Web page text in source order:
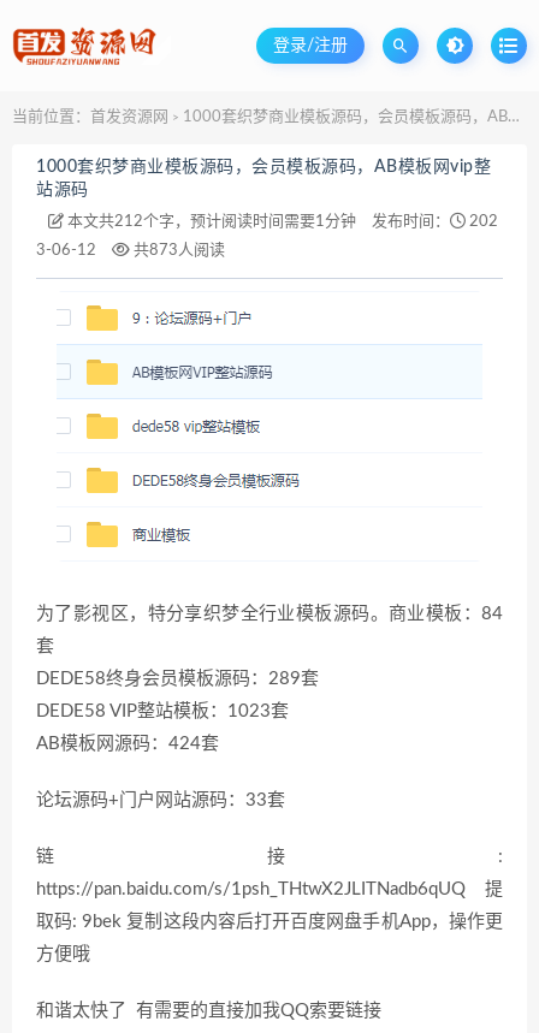
登录/注册
当前位置： 首发资源网 > 1000套织梦商业模板源码，会员模板源码，AB模板网vip整站源码
1000套织梦商业模板源码，会员模板源码，AB模板网vip整
站源码
本文共212个字，预计阅读时间需要1分钟 发布时间：
202
3-06-12
共873人阅读
为了影视区，特分享织梦全行业模板源码。商业模板：84
套
DEDE58终身会员模板源码：289套
DEDE58 VIP整站模板：1023套
AB模板网源码：424套
论坛源码+门户网站源码：33套
链接:
https://pan.baidu.com/s/1psh_THtwX2JLITNadb6qUQ 提
取码: 9bek 复制这段内容后打开百度网盘手机App，操作更
方便哦
和谐太快了 有需要的直接加我QQ索要链接